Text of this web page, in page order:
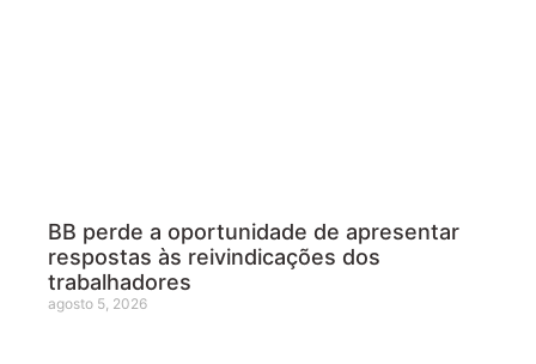
BB perde a oportunidade de apresentar
respostas às reivindicações dos
trabalhadores
agosto 5, 2026